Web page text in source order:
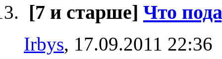
[7 и старше] Что
Irbys, 17.09.2011 22:36